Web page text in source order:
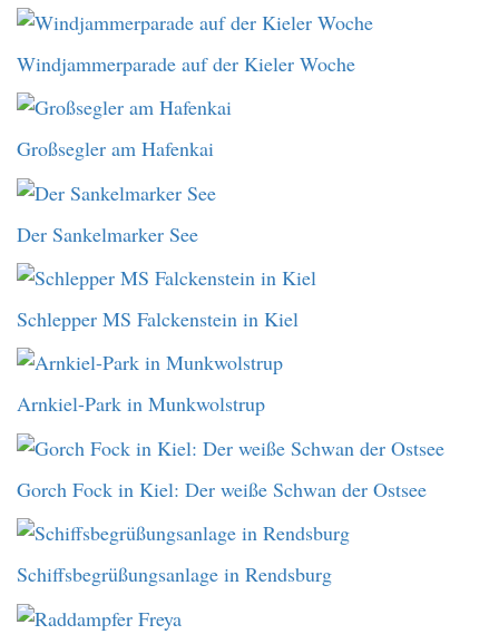
Windjammerparade auf der Kieler Woche
Großsegler am Hafenkai
Der Sankelmarker See
Schlepper MS Falckenstein in Kiel
Arnkiel-Park in Munkwolstrup
Gorch Fock in Kiel: Der weiße Schwan der Ostsee
Schiffsbegrüßungsanlage in Rendsburg